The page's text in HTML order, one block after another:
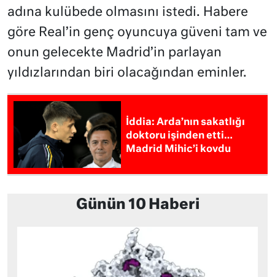
adına kulübede olmasını istedi. Habere
göre Real’in genç oyuncuya güveni tam ve
onun gelecekte Madrid’in parlayan
yıldızlarından biri olacağından eminler.
İddia: Arda’nın sakatlığı
doktoru işinden etti…
Madrid Mihic’i kovdu
Günün 10 Haberi